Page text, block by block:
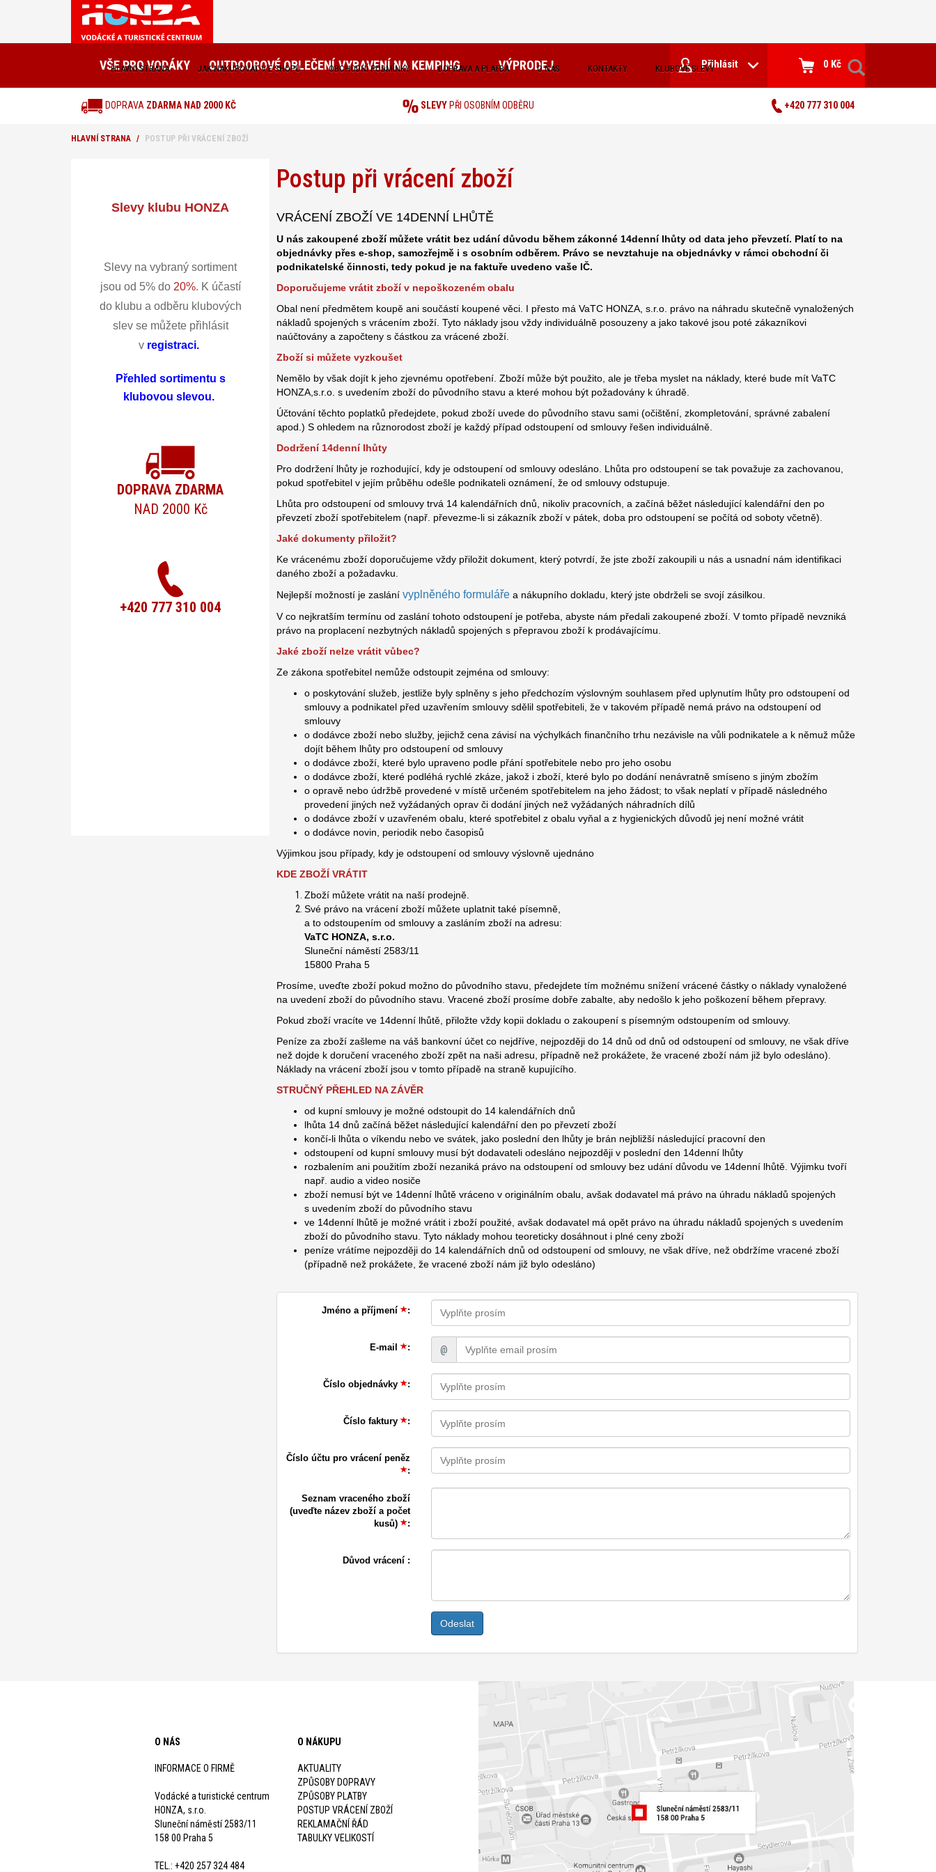
HLAVNÍ STRANA JAK NAKUPOVAT V E-SHOPU OBCHODNÍ PODMÍNKY DOPRAVA A PLATBA O NÁS KONTAKTY KLUBOVÉ SLEVY
VŠE PRO VODÁKY OUTDOOROVÉ OBLEČENÍ VYBAVENÍ NA KEMPING VÝPRODEJ Přihlásit 0 Kč
DOPRAVA ZDARMA NAD 2000 KČ SLEVYPŘI OSOBNÍM ODBĚRU +420 777 310 004
HLAVNÍ STRANA POSTUP PŘI VRÁCENÍ ZBOŽÍ
Slevy klubu HONZA
Slevy na vybraný sortiment
jsou od 5% do 20%. K účastí
do klubu a odběru klubových
slev se můžete přihlásit
v registraci.
Přehled sortimentu s
klubovou slevou.
DOPRAVA ZDARMA
NAD 2000 Kč
+420 777 310 004
Postup při vrácení zboží
VRÁCENÍ ZBOŽÍ VE 14DENNÍ LHŮTĚ
U nás zakoupené zboží můžete vrátit bez udání důvodu během zákonné 14denní lhůty od data jeho převzetí. Platí to na
objednávky přes e-shop, samozřejmě i s osobním odběrem. Právo se nevztahuje na objednávky v rámci obchodní či
podnikatelské činnosti, tedy pokud je na faktuře uvedeno vaše IČ.
Doporučujeme vrátit zboží v nepoškozeném obalu
Obal není předmětem koupě ani součástí koupené věci. I přesto má VaTC HONZA, s.r.o. právo na náhradu skutečně vynaložených
nákladů spojených s vrácením zboží. Tyto náklady jsou vždy individuálně posouzeny a jako takové jsou poté zákazníkovi
naúčtovány a započteny s částkou za vrácené zboží.
Zboží si můžete vyzkoušet
Nemělo by však dojít k jeho zjevnému opotřebení. Zboží může být použito, ale je třeba myslet na náklady, které bude mít VaTC
HONZA,s.r.o. s uvedením zboží do původního stavu a které mohou být požadovány k úhradě.
Účtování těchto poplatků předejdete, pokud zboží uvede do původního stavu sami (očištění, zkompletování, správné zabalení
apod.) S ohledem na různorodost zboží je každý případ odstoupení od smlouvy řešen individuálně.
Dodržení 14denní lhůty
Pro dodržení lhůty je rozhodující, kdy je odstoupení od smlouvy odesláno. Lhůta pro odstoupení se tak považuje za zachovanou,
pokud spotřebitel v jejím průběhu odešle podnikateli oznámení, že od smlouvy odstupuje.
Lhůta pro odstoupení od smlouvy trvá 14 kalendářních dnů, nikoliv pracovních, a začíná běžet následující kalendářní den po
převzetí zboží spotřebitelem (např. převezme-li si zákazník zboží v pátek, doba pro odstoupení se počítá od soboty včetně).
Jaké dokumenty přiložit?
Ke vrácenému zboží doporučujeme vždy přiložit dokument, který potvrdí, že jste zboží zakoupili u nás a usnadní nám identifikaci
daného zboží a požadavku.
Nejlepší možností je zaslání vyplněného formuláře a nákupního dokladu, který jste obdrželi se svojí zásilkou.
V co nejkratším termínu od zaslání tohoto odstoupení je potřeba, abyste nám předali zakoupené zboží. V tomto případě nevzniká
právo na proplacení nezbytných nákladů spojených s přepravou zboží k prodávajícímu.
Jaké zboží nelze vrátit vůbec?
Ze zákona spotřebitel nemůže odstoupit zejména od smlouvy:
o poskytování služeb, jestliže byly splněny s jeho předchozím výslovným souhlasem před uplynutím lhůty pro odstoupení od
smlouvy a podnikatel před uzavřením smlouvy sdělil spotřebiteli, že v takovém případě nemá právo na odstoupení od
smlouvy
o dodávce zboží nebo služby, jejichž cena závisí na výchylkách finančního trhu nezávisle na vůli podnikatele a k němuž může
dojít během lhůty pro odstoupení od smlouvy
o dodávce zboží, které bylo upraveno podle přání spotřebitele nebo pro jeho osobu
o dodávce zboží, které podléhá rychlé zkáze, jakož i zboží, které bylo po dodání nenávratně smíseno s jiným zbožím
o opravě nebo údržbě provedené v místě určeném spotřebitelem na jeho žádost; to však neplatí v případě následného
provedení jiných než vyžádaných oprav či dodání jiných než vyžádaných náhradních dílů
o dodávce zboží v uzavřeném obalu, které spotřebitel z obalu vyňal a z hygienických důvodů jej není možné vrátit
o dodávce novin, periodik nebo časopisů
Výjimkou jsou případy, kdy je odstoupení od smlouvy výslovně ujednáno
KDE ZBOŽÍ VRÁTIT
Zboží můžete vrátit na naší prodejně.
Své právo na vrácení zboží můžete uplatnit také písemně,
a to odstoupením od smlouvy a zasláním zboží na adresu:
VaTC HONZA, s.r.o.
Sluneční náměstí 2583/11
15800 Praha 5
Prosíme, uveďte zboží pokud možno do původního stavu, předejdete tím možnému snížení vrácené částky o náklady vynaložené
na uvedení zboží do původního stavu. Vracené zboží prosíme dobře zabalte, aby nedošlo k jeho poškození během přepravy.
Pokud zboží vracíte ve 14denní lhůtě, přiložte vždy kopii dokladu o zakoupení s písemným odstoupením od smlouvy.
Peníze za zboží zašleme na váš bankovní účet co nejdříve, nejpozději do 14 dnů od dnů od odstoupení od smlouvy, ne však dříve
než dojde k doručení vraceného zboží zpět na naši adresu, případně než prokážete, že vracené zboží nám již bylo odesláno).
Náklady na vrácení zboží jsou v tomto případě na straně kupujícího.
STRUČNÝ PŘEHLED NA ZÁVĚR
od kupní smlouvy je možné odstoupit do 14 kalendářních dnů
lhůta 14 dnů začíná běžet následující kalendářní den po převzetí zboží
končí-li lhůta o víkendu nebo ve svátek, jako poslední den lhůty je brán nejbližší následující pracovní den
odstoupení od kupní smlouvy musí být dodavateli odesláno nejpozději v poslední den 14denní lhůty
rozbalením ani použitím zboží nezaniká právo na odstoupení od smlouvy bez udání důvodu ve 14denní lhůtě. Výjimku tvoří
např. audio a video nosiče
zboží nemusí být ve 14denní lhůtě vráceno v originálním obalu, avšak dodavatel má právo na úhradu nákladů spojených
s uvedením zboží do původního stavu
ve 14denní lhůtě je možné vrátit i zboží použité, avšak dodavatel má opět právo na úhradu nákladů spojených s uvedením
zboží do původního stavu. Tyto náklady mohou teoreticky dosáhnout i plné ceny zboží
peníze vrátíme nejpozději do 14 kalendářních dnů od odstoupení od smlouvy, ne však dříve, než obdržíme vracené zboží
(případně než prokážete, že vracené zboží nám již bylo odesláno)
Jméno a příjmení :
E-mail : @
Číslo objednávky :
Číslo faktury :
Číslo účtu pro vrácení peněz
:
Seznam vraceného zboží
(uveďte název zboží a počet
kusů)
:
Důvod vrácení :
O NÁS
INFORMACE O FIRMĚ
Vodácké a turistické centrum
HONZA, s.r.o.
Sluneční náměstí 2583/11
158 00 Praha 5
TEL.: +420 257 324 484
O NÁKUPU
AKTUALITY
ZPŮSOBY DOPRAVY
ZPŮSOBY PLATBY
POSTUP VRÁCENÍ ZBOŽÍ
REKLAMAČNÍ ŘÁD
TABULKY VELIKOSTÍ